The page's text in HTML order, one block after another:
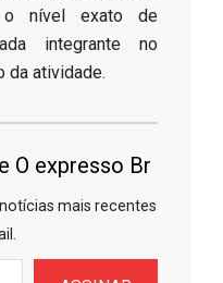
o nível exato de
integrante no
da atividade.
O expresso Br
mais recentes